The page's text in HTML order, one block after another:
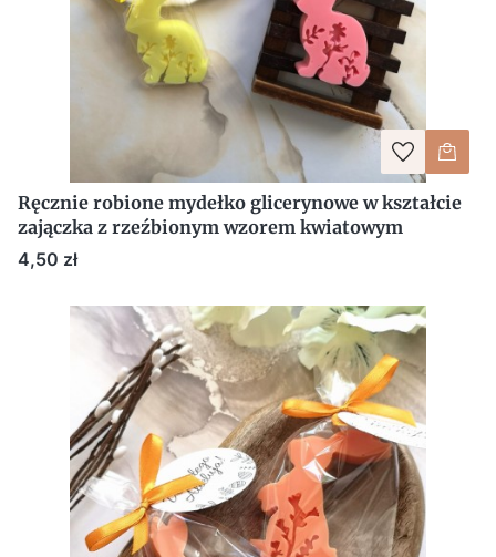
Ręcznie robione mydełko glicerynowe w kształcie
zajączka z rzeźbionym wzorem kwiatowym
Cena
4,50 zł